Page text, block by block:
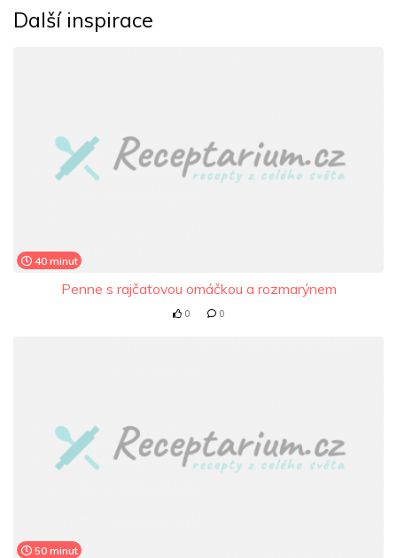
Další inspirace
40 minut
Penne s rajčatovou omáčkou a rozmarýnem
0 0
50 minut